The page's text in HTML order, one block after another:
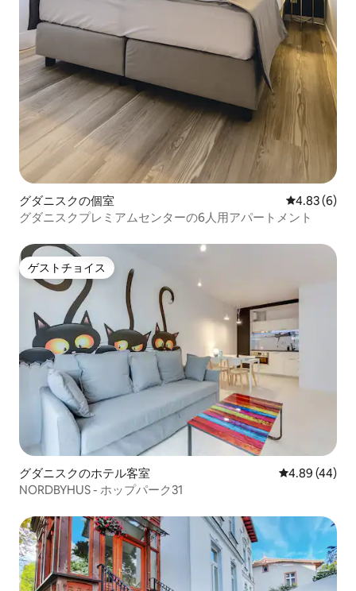
グダニスクの個室 レビュー6
4.83 (6)
グダニスクプレミアムセンターの6人用アパートメント
ゲストチョイス
ゲストチョイス
グダニスクのホテル客室 レビュー44
4.89 (44)
NORDBYHUS - ホップパーク31